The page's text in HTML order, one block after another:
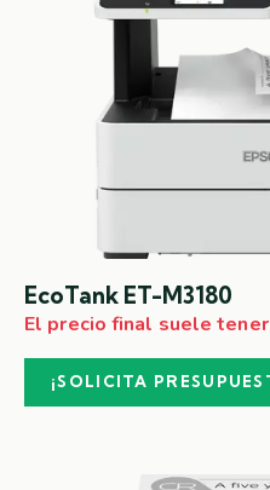
EcoTank ET-M3180
El precio final suele
¡SOLICITA